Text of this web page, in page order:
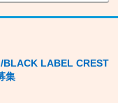
BLACK LABEL CREST
集